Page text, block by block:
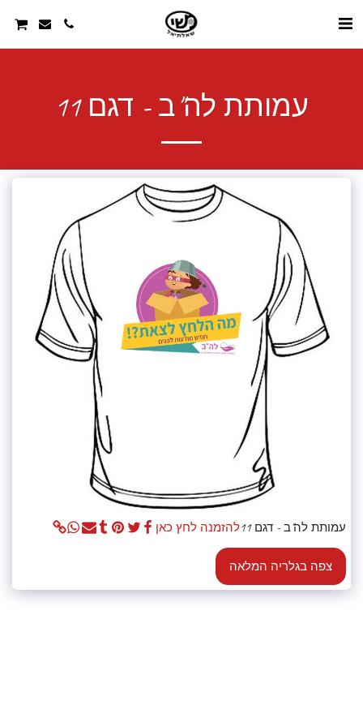
עמותת לה"ב - דגם 11
עמותת לה"ב - דגם 11 להזמנה לחץ כאן
צפה בגלריה המלאה